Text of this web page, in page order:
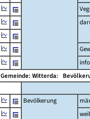
Gemeinde: Witterda:
Bevölkerung